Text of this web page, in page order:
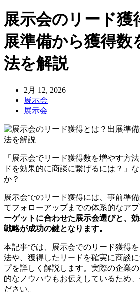
展示会のリード獲
展準備から獲得数
法を解説
2月 12, 2026
展示会
展示会
「展示会でリード獲得数を増やす方
ドを効果的に商談に繋げるには？」
か？
展示会でのリード獲得には、事前準
てフォローアップまでの体系的なアプ
ーゲットに合わせた展示会選びと、
戦略が成功の鍵となります。
本記事では、展示会でのリード獲得
法や、獲得したリードを確実に商談
プを詳しく解説します。実際の企業
的なノウハウもお伝えしているため
ださい。